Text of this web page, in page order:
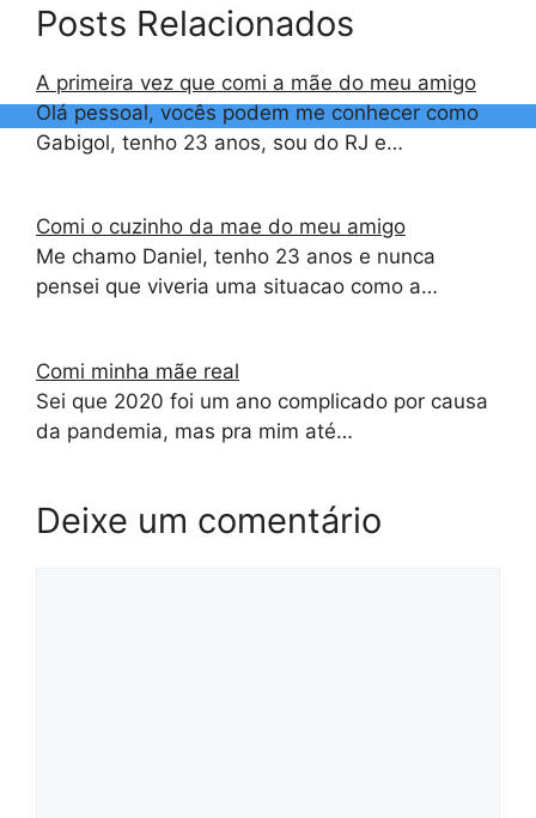
Posts Relacionados
A primeira vez que comi a mãe do meu amigo
Olá pessoal, vocês podem me conhecer como
Gabigol, tenho 23 anos, sou do RJ e…
Comi o cuzinho da mae do meu amigo
Me chamo Daniel, tenho 23 anos e nunca
pensei que viveria uma situacao como a…
Comi minha mãe real
Sei que 2020 foi um ano complicado por causa
da pandemia, mas pra mim até…
Deixe um comentário